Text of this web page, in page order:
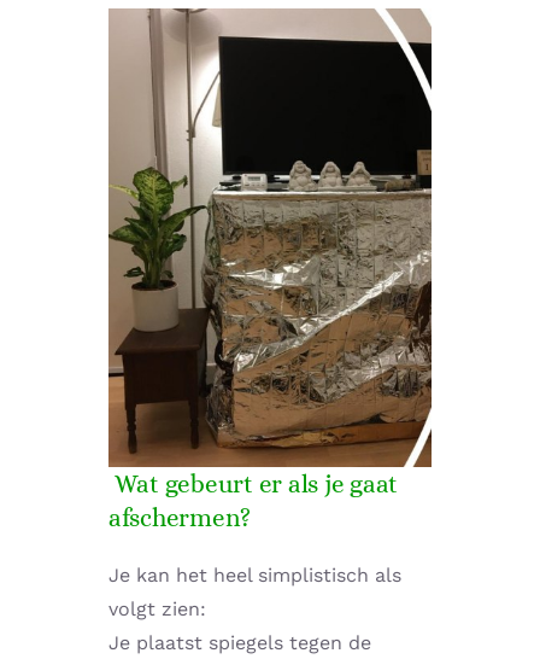
Wat gebeurt er als je gaat
afschermen?
Je kan het heel simplistisch als
volgt zien:
Je plaatst spiegels tegen de